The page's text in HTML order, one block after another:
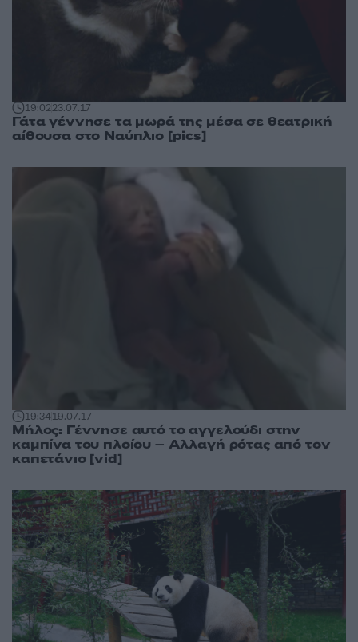
19:0223.07.17
Γάτα γέννησε τα μωρά της μέσα σε θεατρική
αίθουσα στο Ναύπλιο [pics]
19:3419.07.17
Μήλος: Γέννησε αυτό το αγγελούδι στην
καμπίνα του πλοίου – Αλλαγή ρότας από τον
καπετάνιο [vid]